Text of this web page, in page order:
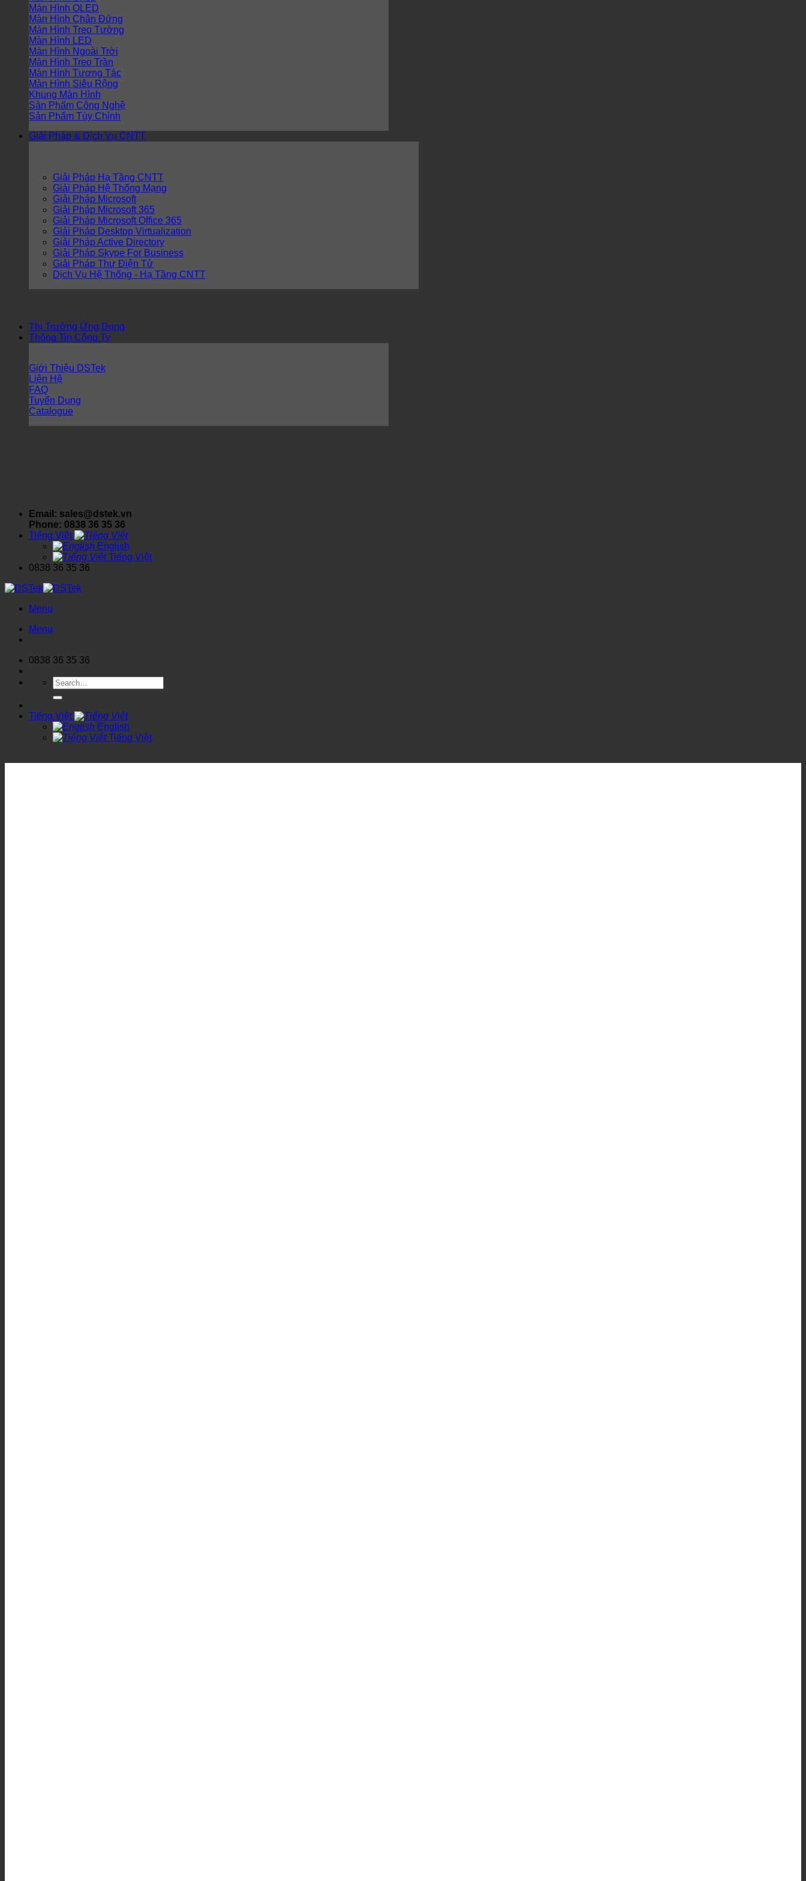
Màn Hình OLED
Màn Hình Chân Đứng
Màn Hình Treo Tường
Màn Hình LED
Màn Hình Ngoài Trời
Màn Hình Treo Trần
Màn Hình Tương Tác
Màn Hình Siêu Rộng
Khung Màn Hình
Sản Phẩm Công Nghệ
Sản Phẩm Tùy Chỉnh
Giải Pháp & Dịch Vụ CNTT
Giải Pháp Hạ Tầng CNTT
Giải Pháp Hệ Thống Mạng
Giải Pháp Microsoft
Giải Pháp Microsoft 365
Giải Pháp Microsoft Office 365
Giải Pháp Desktop Virtualization
Giải Pháp Active Directory
Giải Pháp Skype For Business
Giải Pháp Thư Điện Tử
Dịch Vụ Hệ Thống - Hạ Tầng CNTT
Thị Trường Ứng Dụng
Thông Tin Công Ty
Giới Thiệu DSTek
Liên Hệ
FAQ
Tuyển Dụng
Catalogue
Email: sales@dstek.vn
Phone: 0838 36 35 36
Tiếng Việt
English
Tiếng Việt
0838 36 35 36
Menu
Menu
0838 36 35 36
Search
for:
Tiếng Việt
English
Tiếng Việt